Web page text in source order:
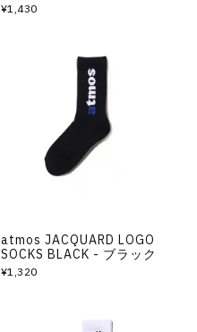
¥1,430
atmos JACQUARD LOGO
SOCKS BLACK - ブラック
¥1,320